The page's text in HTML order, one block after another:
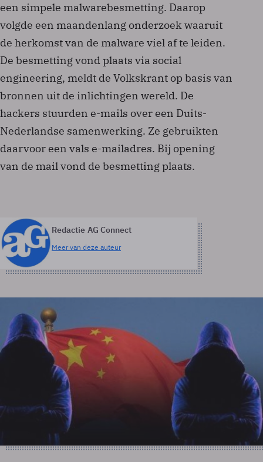
een simpele malwarebesmetting. Daarop
volgde een maandenlang onderzoek waaruit
de herkomst van de malware viel af te leiden.
De besmetting vond plaats via social
engineering, meldt de Volkskrant op basis van
bronnen uit de inlichtingen wereld. De
hackers stuurden e-mails over een Duits-
Nederlandse samenwerking. Ze gebruikten
daarvoor een vals e-mailadres. Bij opening
van de mail vond de besmetting plaats.
Redactie AG Connect
Meer van deze auteur